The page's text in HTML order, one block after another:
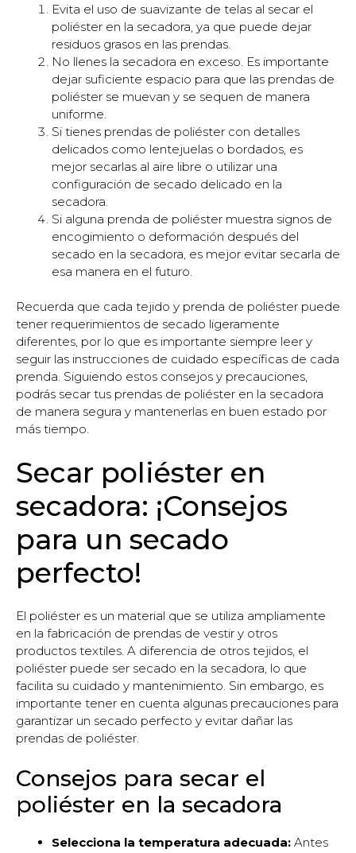
Evita el uso de suavizante de telas al secar el
poliéster en la secadora, ya que puede dejar
residuos grasos en las prendas.
No llenes la secadora en exceso. Es importante
dejar suficiente espacio para que las prendas de
poliéster se muevan y se sequen de manera
uniforme.
Si tienes prendas de poliéster con detalles
delicados como lentejuelas o bordados, es
mejor secarlas al aire libre o utilizar una
configuración de secado delicado en la
secadora.
Si alguna prenda de poliéster muestra signos de
encogimiento o deformación después del
secado en la secadora, es mejor evitar secarla de
esa manera en el futuro.
Recuerda que cada tejido y prenda de poliéster puede
tener requerimientos de secado ligeramente
diferentes, por lo que es importante siempre leer y
seguir las instrucciones de cuidado específicas de cada
prenda. Siguiendo estos consejos y precauciones,
podrás secar tus prendas de poliéster en la secadora
de manera segura y mantenerlas en buen estado por
más tiempo.
Secar poliéster en
secadora: ¡Consejos
para un secado
perfecto!
El poliéster es un material que se utiliza ampliamente
en la fabricación de prendas de vestir y otros
productos textiles. A diferencia de otros tejidos, el
poliéster puede ser secado en la secadora, lo que
facilita su cuidado y mantenimiento. Sin embargo, es
importante tener en cuenta algunas precauciones para
garantizar un secado perfecto y evitar dañar las
prendas de poliéster.
Consejos para secar el
poliéster en la secadora
Selecciona la temperatura adecuada: Antes